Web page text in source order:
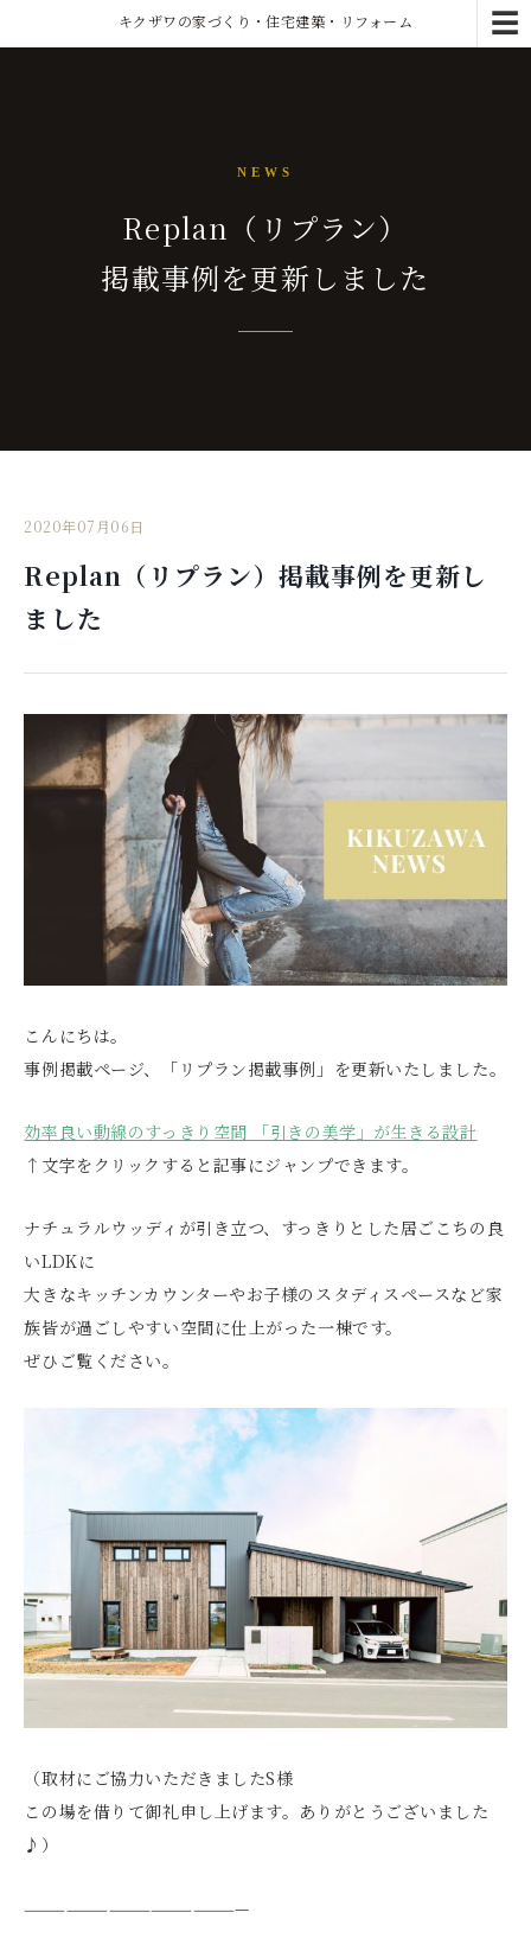
☰
キクザワの家づくり・住宅建築・リフォーム
NEWS
Replan（リプラン）
掲載事例を更新しました
2020年07月06日
Replan（リプラン）掲載事例を更新し
ました
こんにちは。
事例掲載ページ、「リプラン掲載事例」を更新いたしました。
効率良い動線のすっきり空間 「引きの美学」が生きる設計
↑文字をクリックすると記事にジャンプできます。
ナチュラルウッディが引き立つ、すっきりとした居ごこちの良
いLDKに
大きなキッチンカウンターやお子様のスタディスペースなど家
族皆が過ごしやすい空間に仕上がった一棟です。
ぜひご覧ください。
（取材にご協力いただきましたS様
この場を借りて御礼申し上げます。ありがとうございました
♪）
————————————————